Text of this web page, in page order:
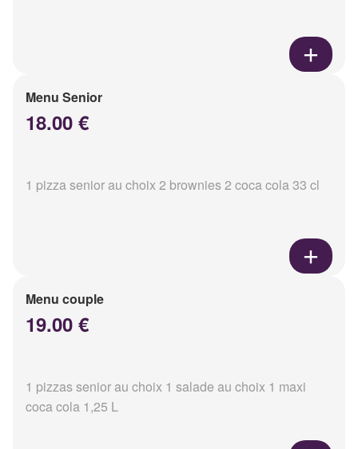
Menu Senior
18.00 €
1 pizza senior au choix 2 brownies 2 coca cola 33 cl
Menu couple
19.00 €
1 pizzas senior au choix 1 salade au choix 1 maxi
coca cola 1,25 L